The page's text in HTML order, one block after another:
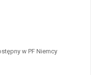
w PF Niemcy